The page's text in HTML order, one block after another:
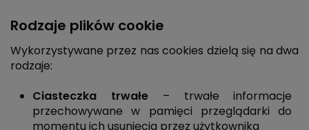
Rodzaje plików cookie
Wykorzystywane przez nas cookies dzielą się na dwa
rodzaje:
Ciasteczka trwałe– trwałe informacje
przechowywane w pamięci przeglądarki do
momentu ich usunięcia przez użytkownika